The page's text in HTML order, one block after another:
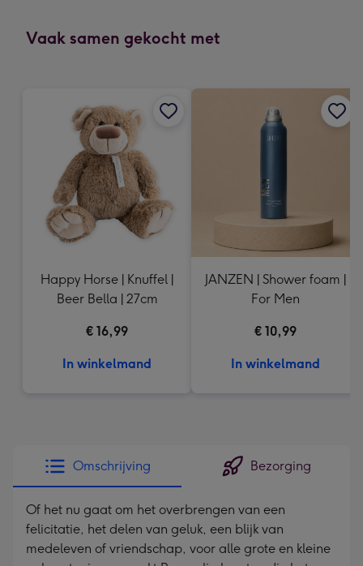
indruk
Vaak samen gekocht met
Happy Horse | Knuffel |
Beer Bella | 27cm
€ 16,99
In winkelmand
JANZEN | Shower foam |
For Men
€ 10,99
In winkelmand
Omschrijving Bezorging
Of het nu gaat om het overbrengen van een
felicitatie, het delen van geluk, een blijk van
medeleven of vriendschap, voor alle grote en kleine